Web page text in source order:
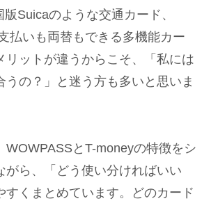
Suicaのような交通カード、
払いも両替もできる多機能カー
リットが違うからこそ、「私には
うの？」と迷う方も多いと思いま
WOWPASSとT-moneyの特徴をシ
がら、「どう使い分ければいい
すくまとめています。どのカード